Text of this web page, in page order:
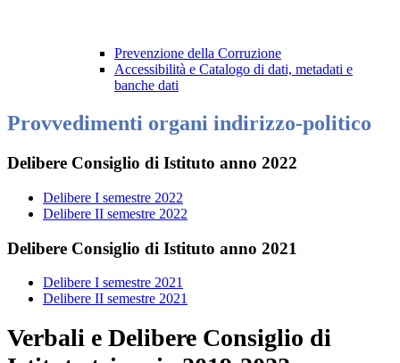
Prevenzione della Corruzione
Accessibilità e Catalogo di dati, metadati e
banche dati
Provvedimenti organi indirizzo-politico
Delibere Consiglio di Istituto anno 2022
Delibere I semestre 2022
Delibere II semestre 2022
Delibere Consiglio di Istituto anno 2021
Delibere I semestre 2021
Delibere II semestre 2021
Verbali e Delibere Consiglio di